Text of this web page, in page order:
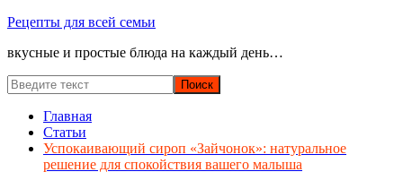
Перейти
содержимому
Рецепты для всей семьи
вкусные и простые блюда на каждый день…
Главная
Статьи
Успокаивающий сироп «Зайчонок»: натуральное
решение для спокойствия вашего малыша